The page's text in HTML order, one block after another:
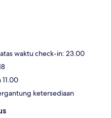
waktu check-in: 23.00
ketersediaan